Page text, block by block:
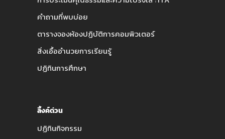
คำถามที่พบบ่อย
ตารางจองห้องปฏิบัติการคอมพิวเตอร์
สิ่งเอื้ออำนวยการเรียนรู้
ปฏิทินการศึกษา
ลิ้งค์ด่วน
ปฏิทินกิจกรรม